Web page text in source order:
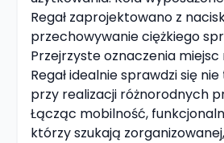
Regał zaprojektowano z
przechowywanie ciężkiego
Przejrzyste oznaczenia
Regał idealnie sprawdzi się
przy realizacji różnorodnych
Łącząc mobilność,
którzy szukają